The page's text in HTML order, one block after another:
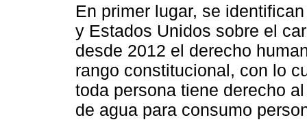
En primer lugar, se
y Estados Unidos sobre el
desde 2012 el derecho
rango constitucional, con lo
toda persona tiene derecho
de agua para consumo